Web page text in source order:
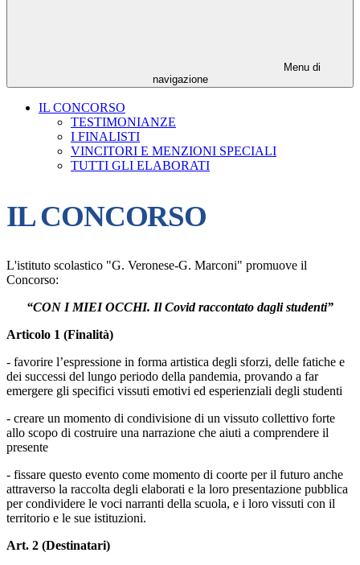
Menu di
navigazione
IL CONCORSO
TESTIMONIANZE
I FINALISTI
VINCITORI E MENZIONI SPECIALI
TUTTI GLI ELABORATI
IL CONCORSO
L'istituto scolastico "G. Veronese-G. Marconi" promuove il
Concorso:
“CON I MIEI OCCHI. Il Covid raccontato dagli studenti”
Articolo 1 (Finalità)
- favorire l’espressione in forma artistica degli sforzi, delle fatiche e
dei successi del lungo periodo della pandemia, provando a far
emergere gli specifici vissuti emotivi ed esperienziali degli studenti
- creare un momento di condivisione di un vissuto collettivo forte
allo scopo di costruire una narrazione che aiuti a comprendere il
presente
- fissare questo evento come momento di coorte per il futuro anche
attraverso la raccolta degli elaborati e la loro presentazione pubblica
per condividere le voci narranti della scuola, e i loro vissuti con il
territorio e le sue istituzioni.
Art. 2 (Destinatari)